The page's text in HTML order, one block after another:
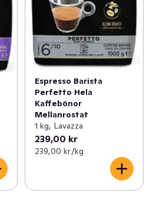
Espresso Barista
Perfetto Hela
Kaffebönor
Mellanrostat
1 kg, Lavazza
239,00 kr
239,00 kr /kg